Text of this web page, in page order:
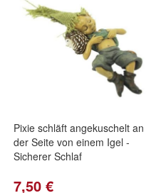
Pixie schläft angekuschelt an
der Seite von einem Igel -
Sicherer Schlaf
7,50 €